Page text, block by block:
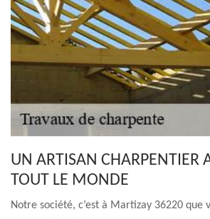
UN ARTISAN CHARPENTIER
TOUT LE MONDE
Notre société, c’est à Martizay 36220 que